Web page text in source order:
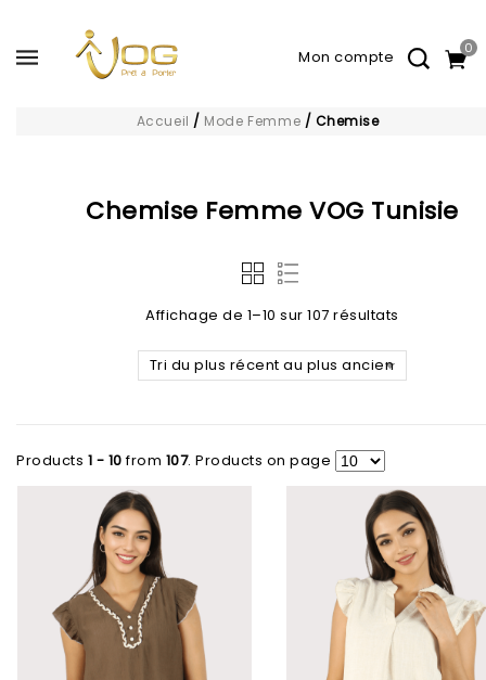
0
Accueil / Mode Femme / Chemise
Chemise Femme VOG Tunisie
Affichage de 1–10 sur 107 résultats
Tri du plus récent au plus ancien
Products 1 - 10from 107. Products on page